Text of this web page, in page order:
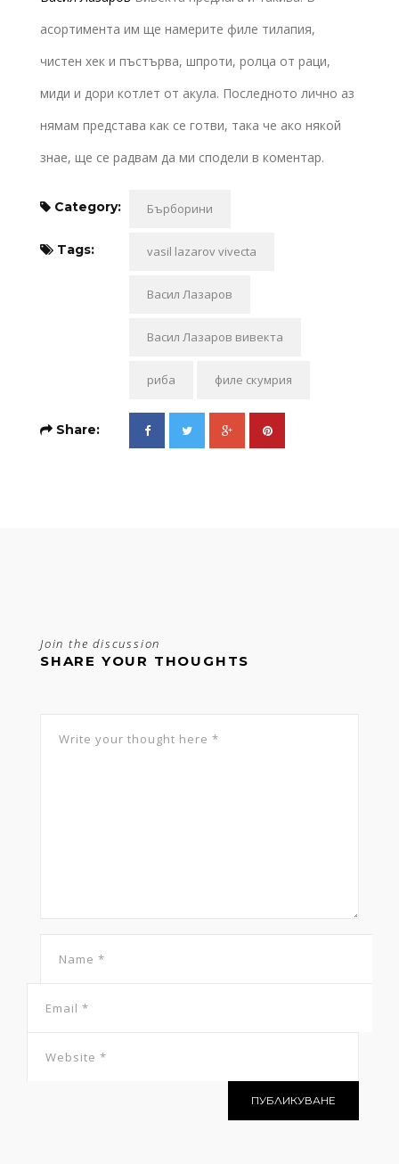
асортимента им ще намерите филе тилапия,
чистен хек и пъстърва, шпроти, ролца от раци,
миди и дори котлет от акула. Последното лично аз
нямам представа как се готви, така че ако някой
знае, ще се радвам да ми сподели в коментар.
Category: Бърборини
Tags: vasil lazarov vivecta
Васил Лазаров
Васил Лазаров вивекта
риба филе скумрия
Share:
Join the discussion
SHARE YOUR THOUGHTS